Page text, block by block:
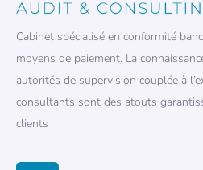
Cabinet spécialisé en conformité
moyens de paiement. La
autorités de supervision couplée à
consultants sont des atouts
clients